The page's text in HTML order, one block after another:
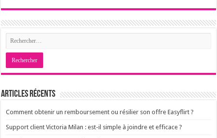
Articles récents
Comment obtenir un remboursement ou résilier son offre Easyflirt ?
Support client Victoria Milan : est-il simple à joindre et efficace ?